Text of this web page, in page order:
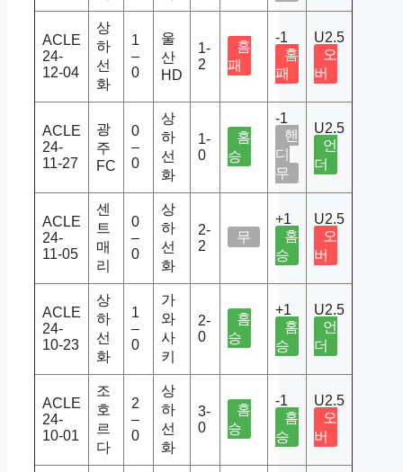
ACLE
24-
12-04
상
하
선
화
1
–
0
울
산
HD
1-
2
홈
패
-1
홈
패
U2.5
오
버
ACLE
24-
11-27
광
주
FC
0
–
0
상
하
선
화
1-
0
홈
승
-1
핸
디
무
U2.5
언
더
ACLE
24-
11-05
센
트
매
리
0
–
0
상
하
선
화
2-
2
무
+1
홈
승
U2.5
오
버
ACLE
24-
10-23
상
하
선
화
1
–
0
가
와
사
키
2-
0
홈
승
+1
홈
승
U2.5
언
더
ACLE
24-
10-01
조
호
르
다
2
–
0
상
하
선
화
3-
0
홈
승
-1
홈
승
U2.5
오
버